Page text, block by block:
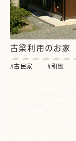
古梁利用のお家
古民家 和風